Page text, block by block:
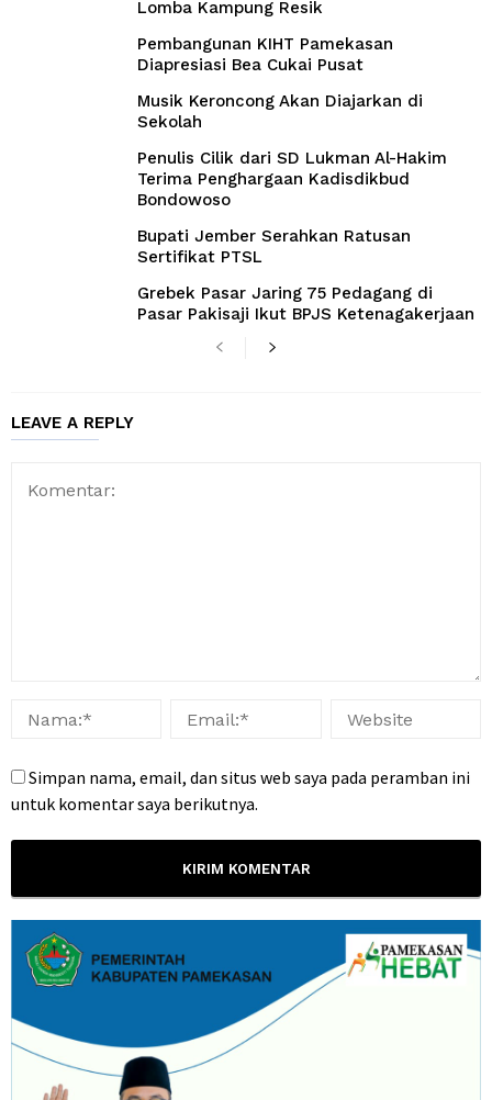
Lomba Kampung Resik
Pembangunan KIHT Pamekasan
Diapresiasi Bea Cukai Pusat
Musik Keroncong Akan Diajarkan di
Sekolah
Penulis Cilik dari SD Lukman Al-Hakim
Terima Penghargaan Kadisdikbud
Bondowoso
Bupati Jember Serahkan Ratusan
Sertifikat PTSL
Grebek Pasar Jaring 75 Pedagang di
Pasar Pakisaji Ikut BPJS Ketenagakerjaan
LEAVE A REPLY
Simpan nama, email, dan situs web saya pada peramban ini
untuk komentar saya berikutnya.